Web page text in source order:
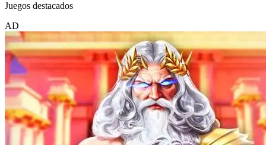
Juegos destacados
AD